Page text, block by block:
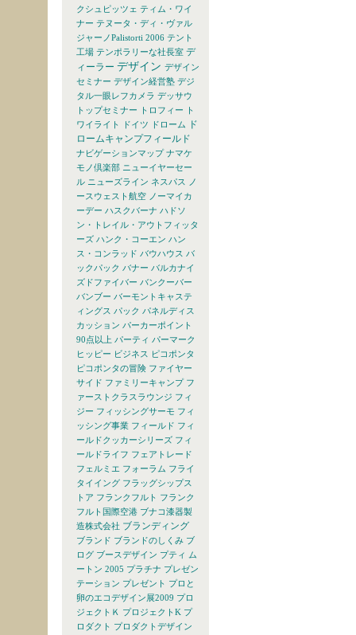
クシュピッツェ ティム・ワイ
ナー テヌータ・ディ・ヴァル
ジャーノPalistorti 2006 テント
工場 テンポラリーな社長室 デ
ィーラー デザイン デザイン
セミナー デザイン経営塾 デジ
タル一眼レフカメラ デッサウ
トップセミナー
トロフィー
ト
ワイライト
ドイツ ドローム
ド
ロームキャンプフィールド
ナビゲーションマップ ナマケ
モノ倶楽部 ニューイヤーセー
ル ニューズライン ネスパス
ノ
ースウェスト航空 ノーマイカ
ーデー ハスクバーナ ハドソ
ン・トレイル・アウトフィッタ
ーズ ハンク・コーエン ハン
ス・コンラッド バウハウス バ
ックパック バナー バルカナイ
ズドファイバー バンクーバー
バンブー バーモントキャステ
ィングス パック パネルディス
カッション パーカーポイント
90点以上 パーティ パーマーク
ヒッピー ビジネス ピコポンタ
ピコポンタの冒険 ファイヤー
サイド ファミリーキャンプ フ
ァーストクラスラウンジ フィ
ジー フィッシングサーモ フィ
ッシング事業 フィールド フィ
ールドクッカーシリーズ フィ
ールドライフ フェアトレード
フェルミエ フォーラム フライ
タイイング フラッグシップス
トア フランクフルト フランク
フルト国際空港 ブナコ漆器製
造株式会社 ブランディング
ブランド ブランドのしくみ ブ
ログ ブースデザイン プティ ム
ートン 2005 プラチナ プレゼン
テーション プレゼント プロと
卵のエコデザイン展2009 プロ
ジェクトＫ プロジェクトK プ
ロダクト プロダクトデザイン